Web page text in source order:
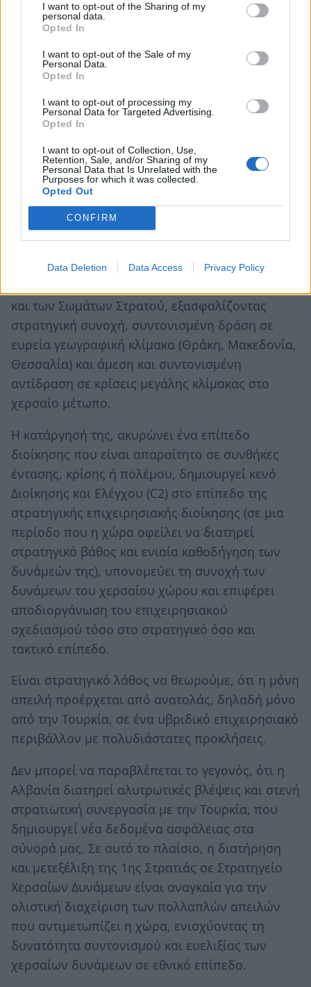
I want to opt-out of the Sharing of my
personal data.
Opted In
I want to opt-out of the Sale of my
Personal Data.
Opted In
I want to opt-out of processing my
Personal Data for Targeted Advertising.
Opted In
I want to opt-out of Collection, Use,
Retention, Sale, and/or Sharing of my
Personal Data that Is Unrelated with the
Purposes for which it was collected.
Opted Out
CONFIRM
Data Deletion Data Access Privacy Policy
πολυτέλεια να πειραματίζεται με αφηρημένα
δόγματα. Χρειάζεται διοίκηση, εφεδρείες, τοπική
ισχύ και σαφές μήνυμα αποτροπής. Όχι
συνθήματα.
Η απόφαση κατάργησης της 1ης Στρατιάς
παρουσιάζεται ως βήμα εξορθολογισμού και
σοβαρή υποβάθμιση της επιχειρησιακής δομής
του Στρατού Ξηράς.
Η 1η Στρατιά, ως ο ανώτατος διοικητικός
σχηματισμός και μοναδικό Επιχειρησιακό
ραχοκοκαλιά της Χερσαίας Άμυνας της Ελλάδας,
και των Σωμάτων Στρατού, εξασφαλίζοντας
στρατηγική συνοχή, συντονισμένη δράση σε
ευρεία γεωγραφική κλίμακα (Θράκη, Μακεδονία,
Θεσσαλία) και άμεση και συντονισμένη
αντίδραση σε κρίσεις μεγάλης κλίμακας στο
χερσαίο μέτωπο.
Η κατάργησή της, ακυρώνει ένα επίπεδο
διοίκησης που είναι απαραίτητο σε συνθήκες
έντασης, κρίσης ή πολέμου, δημιουργεί κενό
Διοίκησης και Ελέγχου (C2) στο επίπεδο της
στρατηγικής επιχειρησιακής διοίκησης (σε μια
περίοδο που η χώρα οφείλει να διατηρεί
στρατηγικό βάθος και ενιαία καθοδήγηση των
δυνάμεών της), υπονομεύει τη συνοχή των
δυνάμεων του χερσαίου χώρου και επιφέρει
αποδιοργάνωση του επιχειρησιακού
σχεδιασμού τόσο στο στρατηγικό όσο και
τακτικό επίπεδο.
Είναι στρατηγικό λάθος να θεωρούμε, ότι η μόνη
απειλή προέρχεται από ανατολάς, δηλαδή μόνο
από την Τουρκία, σε ένα υβριδικό επιχειρησιακό
περιβάλλον με πολυδιάστατες προκλήσεις.
Δεν μπορεί να παραβλέπεται το γεγονός, ότι η
Αλβανία διατηρεί αλυτρωτικές βλέψεις και στενή
στρατιωτική συνεργασία με την Τουρκία, που
δημιουργεί νέα δεδομένα ασφάλειας στα
σύνορά μας. Σε αυτό το πλαίσιο, η διατήρηση
και μετεξέλιξη της 1ης Στρατιάς σε Στρατηγείο
Χερσαίων Δυνάμεων είναι αναγκαία για την
ολιστική διαχείριση των πολλαπλών απειλών
που αντιμετωπίζει η χώρα, ενισχύοντας τη
δυνατότητα συντονισμού και ευελιξίας των
χερσαίων δυνάμεων σε εθνικό επίπεδο.